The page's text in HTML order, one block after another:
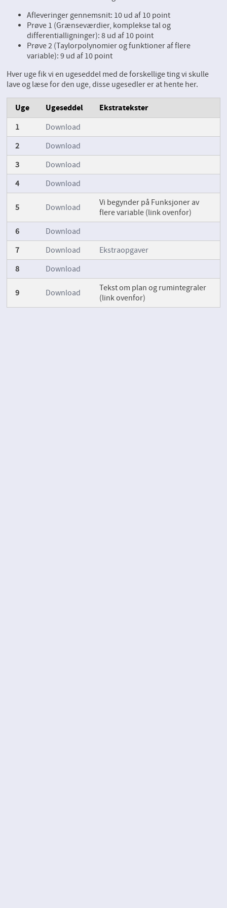
Afleveringer gennemsnit: 10 ud af 10 point
Prøve 1 (Grænseværdier, komplekse tal og
differentialligninger): 8 ud af 10 point
Prøve 2 (Taylorpolynomier og funktioner af flere
variable): 9 ud af 10 point
Hver uge fik vi en ugeseddel med de forskellige ting vi skulle
lave og læse for den uge, disse ugesedler er at hente her.
Uge Ugeseddel Ekstratekster
1
Download
2
Download
3
Download
4
Download
5 Download
Vi begynder på Funksjoner av
flere variable (link ovenfor)
6
Download
7
Download
Ekstraopgaver
8
Download
9 Download
Tekst om plan og rumintegraler
(link ovenfor)